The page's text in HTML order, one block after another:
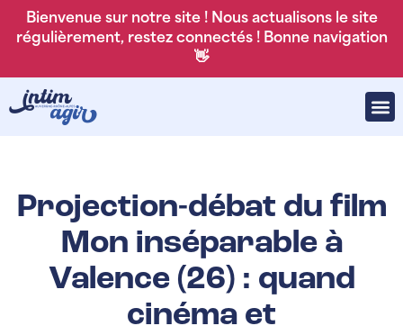
Bienvenue sur notre site ! Nous actualisons le site
régulièrement, restez connectés ! Bonne navigation
👋
Projection-débat du film
Mon inséparable à
Valence (26) : quand
cinéma et